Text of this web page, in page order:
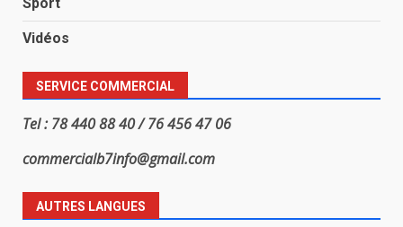
Sport
Vidéos
SERVICE COMMERCIAL
Tel : 78 440 88 40 / 76 456 47 06
commercialb7info@gmail.com
AUTRES LANGUES